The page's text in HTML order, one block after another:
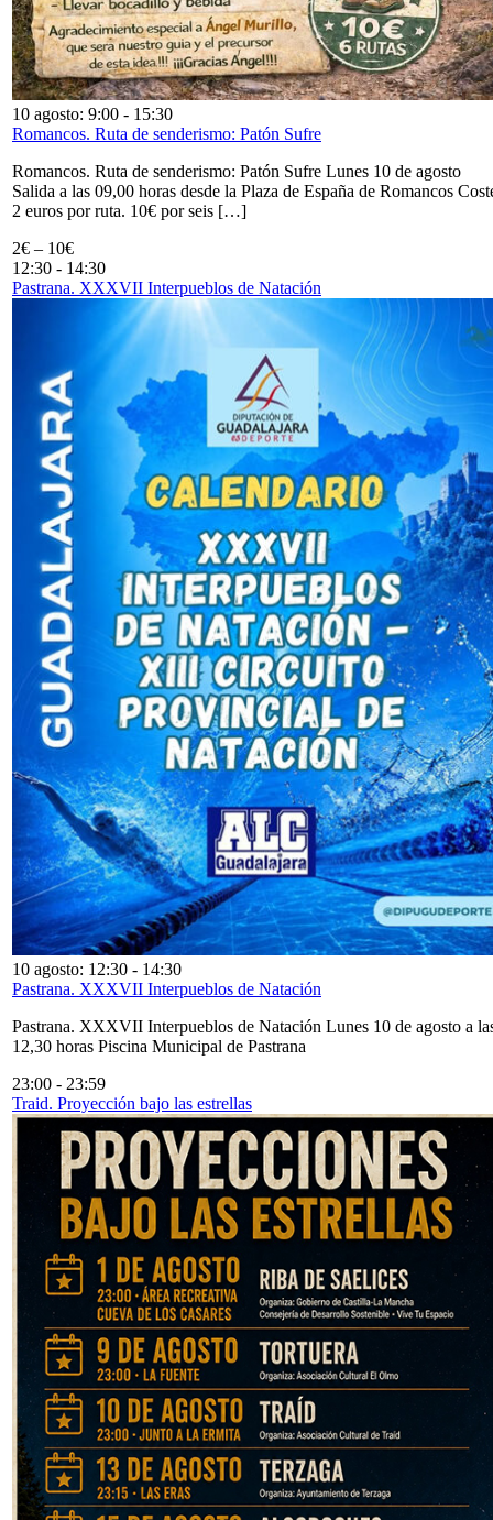
10 agosto: 9:00 - 15:30
Romancos. Ruta de senderismo: Patón Sufre
Romancos. Ruta de senderismo: Patón Sufre Lunes 10 de agosto
Salida a las 09,00 horas desde la Plaza de España de Romancos
2 euros por ruta. 10€ por seis […]
2€ – 10€
12:30 - 14:30
Pastrana. XXXVII Interpueblos de Natación
10 agosto: 12:30 - 14:30
Pastrana. XXXVII Interpueblos de Natación
Pastrana. XXXVII Interpueblos de Natación Lunes 10 de agosto a
12,30 horas Piscina Municipal de Pastrana
23:00 - 23:59
Traid. Proyección bajo las estrellas